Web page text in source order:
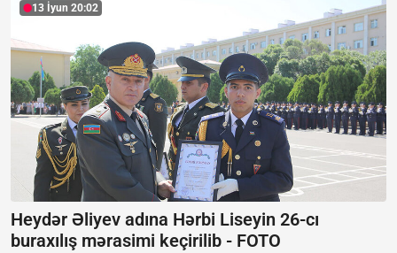
13 İyun 20:02
Heydər Əliyev adına Hərbi Liseyin 26-cı
buraxılış mərasimi keçirilib - FOTO